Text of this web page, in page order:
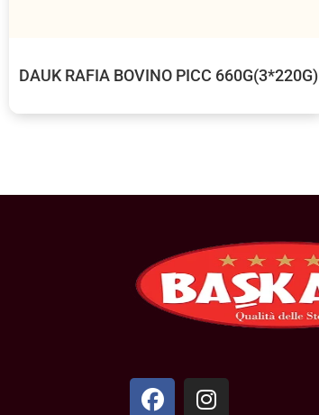
DAUK RAFIA BOVINO PICC 660G(3*220G)